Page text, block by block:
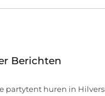
Berichten
partytent huren in